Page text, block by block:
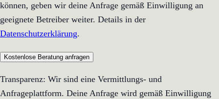
können, geben wir deine Anfrage gemäß Einwilligung an
geeignete Betreiber weiter. Details in der
Datenschutzerklärung.
Kostenlose Beratung anfragen
Transparenz: Wir sind eine Vermittlungs- und
Anfrageplattform. Deine Anfrage wird gemäß Einwilligung